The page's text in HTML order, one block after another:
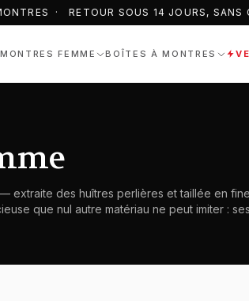
· RETOUR SOUS 14 JOURS, SANS
MONTRES FEMME BOÎTES À MONTRES
extraite des huîtres perlières et taillée en
que nul autre matériau ne peut imiter :